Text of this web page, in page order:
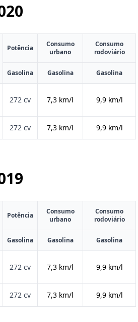
Potência
Consumo
urbano
Consumo
rodoviário
Gasolina Gasolina Gasolina
272 cv 7,3 km/l 9,9 km/l
272 cv 7,3 km/l 9,9 km/l
Potência
Consumo
urbano
Consumo
rodoviário
Gasolina Gasolina Gasolina
272 cv 7,3 km/l 9,9 km/l
272 cv 7,3 km/l 9,9 km/l